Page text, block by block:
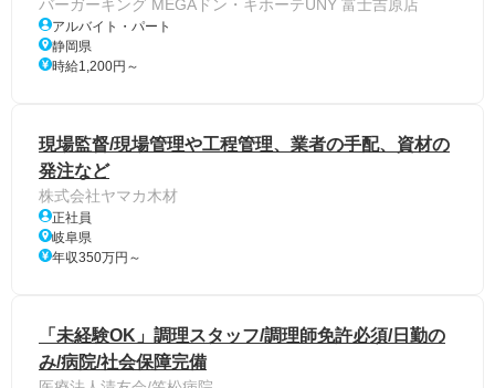
バーガーキング MEGAドン・キホーテUNY 富士吉原店
アルバイト・パート
静岡県
時給1,200円～
現場監督/現場管理や工程管理、業者の手配、資材の
発注など
株式会社ヤマカ木材
正社員
岐阜県
年収350万円～
「未経験OK」調理スタッフ/調理師免許必須/日勤の
み/病院/社会保障完備